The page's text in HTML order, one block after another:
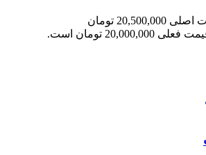
قیمت اصلی 20,500,000 تومان
فعلی 20,000,000 تومان است.